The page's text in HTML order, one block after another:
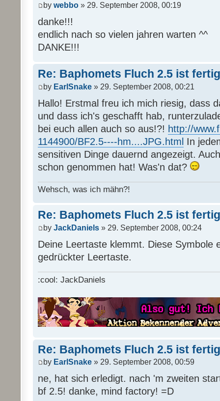
by webbo » 29. September 2008, 00:19
danke!!!
endlich nach so vielen jahren warten ^^
DANKE!!!
Re: Baphomets Fluch 2.5 ist fertig
by EarlSnake » 29. September 2008, 00:21
Hallo! Erstmal freu ich mich riesig, dass
und dass ich's geschafft hab,
bei euch allen auch so aus!?! http://
1144900/BF2.5----hm....JPG.html In
sensitiven Dinge dauernd angezeigt.
schon genommen hat! Was'n dat?
Wehsch, was ich mähn?!
Re: Baphomets Fluch 2.5 ist fertig
by JackDaniels » 29. September 2008, 00:24
Deine Leertaste klemmt. Diese Symbole
gedrückter Leertaste.
:cool: JackDaniels
Re: Baphomets Fluch 2.5 ist fertig
by EarlSnake » 29. September 2008, 00:59
ne, hat sich erledigt. nach 'm zweiten
bf 2.5! danke, mind factory! =D